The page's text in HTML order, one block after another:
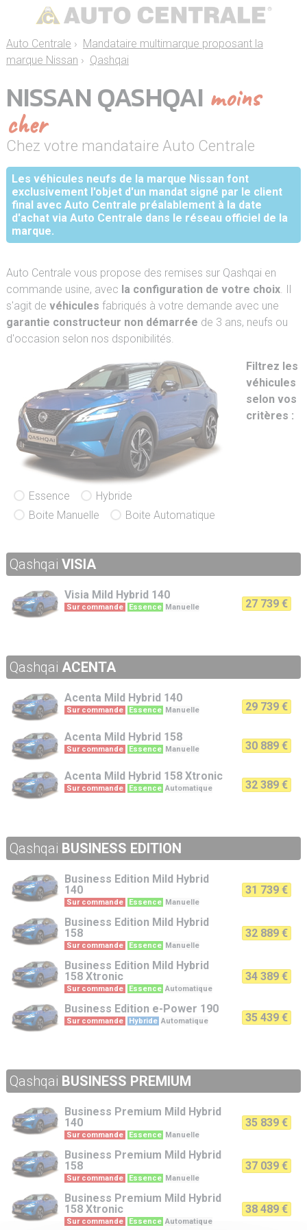
Auto Centrale › Mandataire multimarque proposant la
marque Nissan › Qashqai
NISSAN QASHQAI moins
cher
Chez votre mandataire Auto Centrale
Les véhicules neufs de la marque Nissan font
exclusivement l'objet d'un mandat signé par le client
final avec Auto Centrale préalablement à la date
d'achat via Auto Centrale dans le réseau officiel de la
marque.
Auto Centrale vous propose des remises sur Qashqai en
commande usine, avec la configuration de votre choix. Il
s'agit de véhicules fabriqués à votre demande avec une
garantie constructeur non démarrée de 3 ans, neufs ou
d'occasion selon nos dsponibilités.
Filtrez les
véhicules
selon vos
critères :
Essence
Hybride
Boite Manuelle
Boite Automatique
Qashqai VISIA
Visia Mild Hybrid 140
Sur commande Essence Manuelle 27 739 €
Qashqai ACENTA
Acenta Mild Hybrid 140
Sur commande Essence Manuelle 29 739 €
Acenta Mild Hybrid 158
Sur commande Essence Manuelle 30 889 €
Acenta Mild Hybrid 158 Xtronic
Sur commande Essence Automatique 32 389 €
Qashqai BUSINESS EDITION
Business Edition Mild Hybrid
140
Sur commande Essence Manuelle
31 739 €
Business Edition Mild Hybrid
158
Sur commande Essence Manuelle
32 889 €
Business Edition Mild Hybrid
158 Xtronic
Sur commande Essence Automatique
34 389 €
Business Edition e-Power 190
Sur commande Hybride Automatique 35 439 €
Qashqai BUSINESS PREMIUM
Business Premium Mild Hybrid
140
Sur commande Essence Manuelle
35 839 €
Business Premium Mild Hybrid
158
Sur commande Essence Manuelle
37 039 €
Business Premium Mild Hybrid
158 Xtronic
Sur commande Essence Automatique
38 489 €